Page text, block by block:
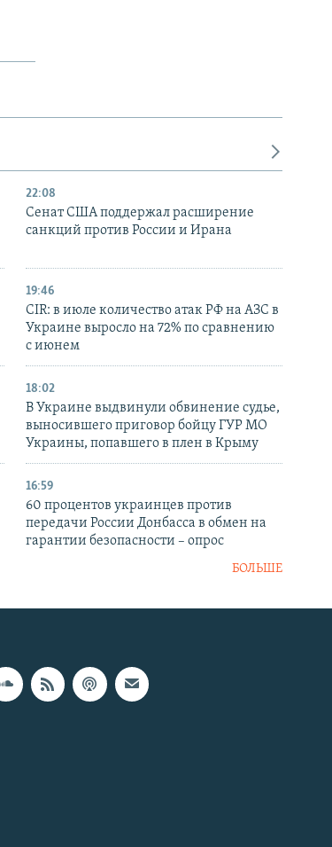
22:08
Сенат США поддержал расширение
санкций против России и Ирана
19:46
CIR: в июле количество атак РФ на АЗС в
Украине выросло на 72% по сравнению
с июнем
18:02
В Украине выдвинули обвинение судье,
выносившего приговор бойцу ГУР МО
Украины, попавшего в плен в Крыму
16:59
60 процентов украинцев против
передачи России Донбасса в обмен на
гарантии безопасности – опрос
БОЛЬШЕ